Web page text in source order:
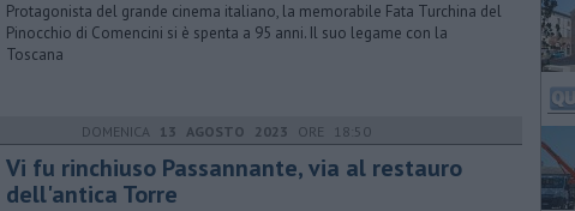
Protagonista del grande cinema italiano, la memorabile Fata Turchina del
Pinocchio di Comencini si è spenta a 95 anni. Il suo legame con la
Toscana
DOMENICA 13 AGOSTO 2023 ORE 18:50
Vi fu rinchiuso Passannante, via al restauro
dell'antica Torre